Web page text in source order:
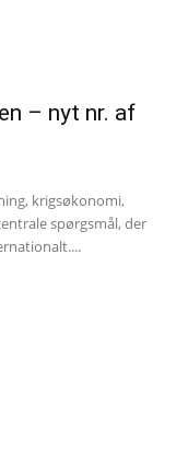
– nyt nr. af
krigsøkonomi,
spørgsmål, der